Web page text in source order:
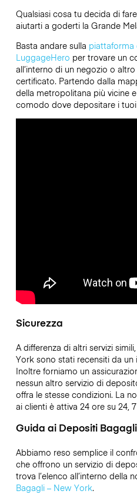
Qualsiasi cosa tu decida di
aiutarti a goderti la Grande
Basta andare sulla piattaforma
LuggageHero per trovare un
all’interno di un negozio o
certificato. Partendo dalla
della metropolitana più vicine
comodo dove depositare i
Sicurezza
A differenza di altri servizi
York sono stati recensiti da
Inoltre forniamo un
nessun altro servizio di
offra le stesse condizioni. La
ai clienti è attiva 24 ore su 24,
Guida ai Depositi
Abbiamo reso semplice il
che offrono un servizio di
trova l’elenco all’interno della
Bagagli – New York.